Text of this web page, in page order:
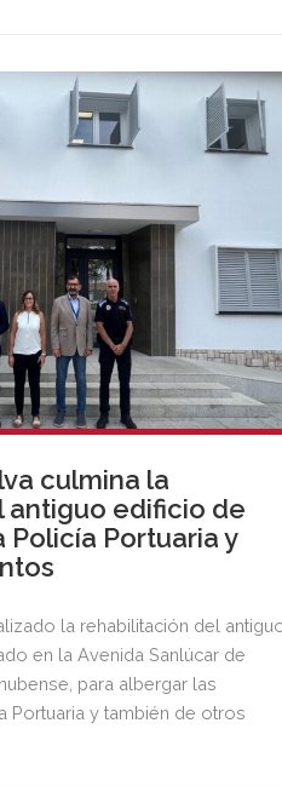
culmina la
antiguo edificio de
Policía Portuaria y
la rehabilitación del
en la Avenida Sanlúcar de
para albergar las
Portuaria y también de otros